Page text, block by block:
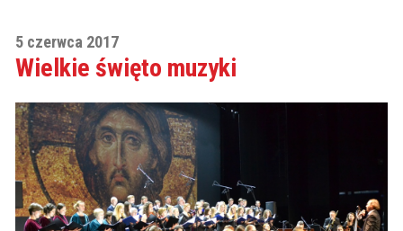
5 czerwca 2017
Wielkie święto muzyki